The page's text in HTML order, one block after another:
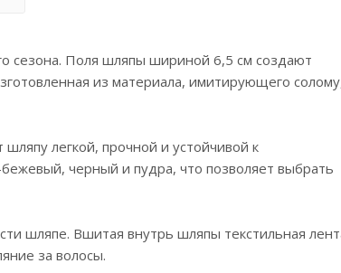
сезона. Поля шляпы шириной 6,5 см создают
из материала, имитирующего
легкой, прочной и устойчивой к
черный и пудра, что позволяет выбрать
шляпе. Вшитая внутрь шляпы текстильная
за волосы.